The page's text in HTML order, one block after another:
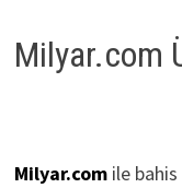
Milyar.com
Milyar.comile bahis